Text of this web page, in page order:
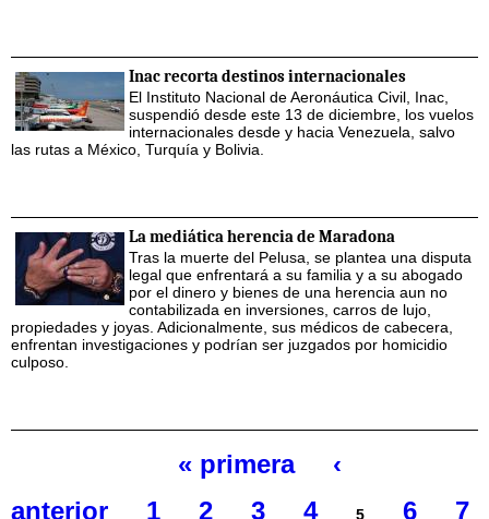
Inac recorta destinos internacionales
El Instituto Nacional de Aeronáutica Civil, Inac,
suspendió desde este 13 de diciembre, los vuelos
internacionales desde y hacia Venezuela, salvo
las rutas a México, Turquía y Bolivia.
La mediática herencia de Maradona
Tras la muerte del Pelusa, se plantea una disputa
legal que enfrentará a su familia y a su abogado
por el dinero y bienes de una herencia aun no
contabilizada en inversiones, carros de lujo,
propiedades y joyas. Adicionalmente, sus médicos de cabecera,
enfrentan investigaciones y podrían ser juzgados por homicidio
culposo.
Páginas
« primera
‹
anterior
1 2 3 4 5 6
7